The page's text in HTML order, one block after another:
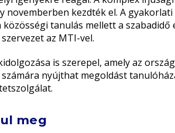
kezdték el. A
tanulás mellett a szabadidő
az MTI-vel.
is szerepel, amely az
nyújthat megoldást
meg